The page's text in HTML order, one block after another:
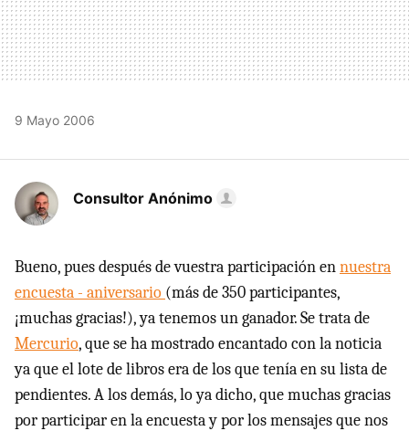
9 Mayo 2006
Consultor Anónimo
Bueno, pues después de vuestra participación ennuestra
encuesta - aniversario (más de 350 participantes,
¡muchas gracias!), ya tenemos un ganador. Se trata de
Mercurio, que se ha mostrado encantado con la noticia
ya que el lote de libros era de los que tenía en su lista de
pendientes. A los demás, lo ya dicho, que muchas gracias
por participar en la encuesta y por los mensajes que nos